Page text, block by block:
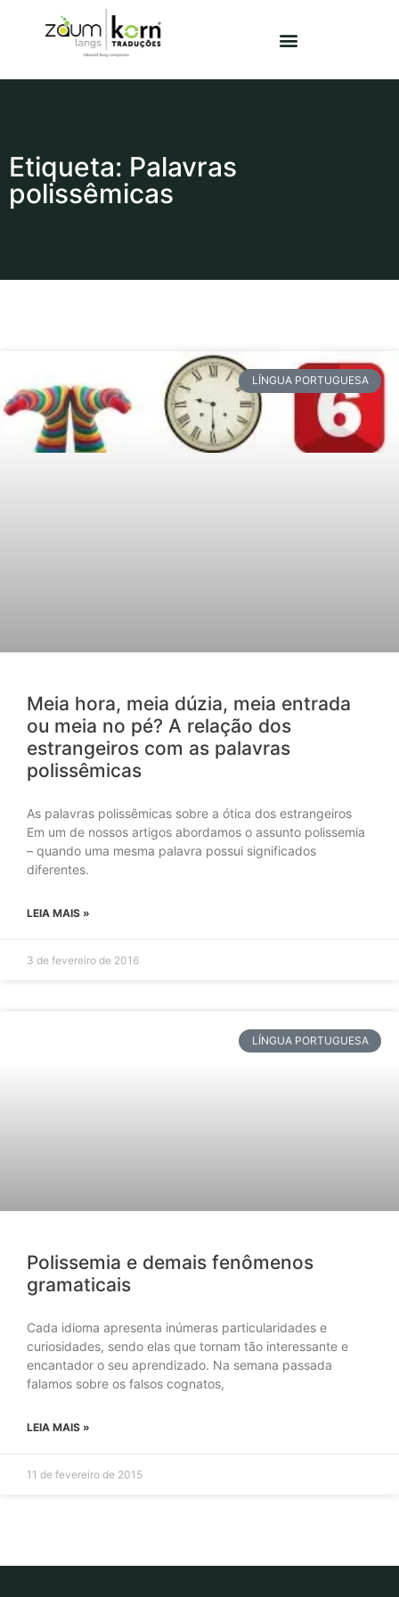
Etiqueta: Palavras
polissêmicas
LÍNGUA PORTUGUESA
Meia hora, meia dúzia, meia entrada
ou meia no pé? A relação dos
estrangeiros com as palavras
polissêmicas
As palavras polissêmicas sobre a ótica dos estrangeiros
Em um de nossos artigos abordamos o assunto polissemia
– quando uma mesma palavra possui significados
diferentes.
LEIA MAIS »
3 de fevereiro de 2016
LÍNGUA PORTUGUESA
Polissemia e demais fenômenos
gramaticais
Cada idioma apresenta inúmeras particularidades e
curiosidades, sendo elas que tornam tão interessante e
encantador o seu aprendizado. Na semana passada
falamos sobre os falsos cognatos,
LEIA MAIS »
11 de fevereiro de 2015